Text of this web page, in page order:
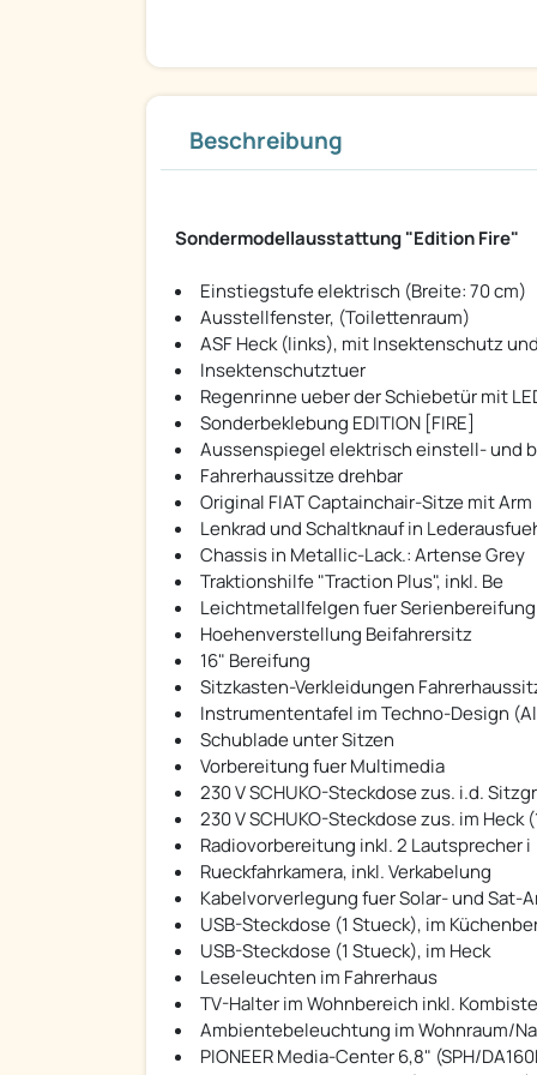
Beschreibung
Sondermodellausstattung "Edition Fire"
Einstiegstufe elektrisch (Breite: 70 cm)
Ausstellfenster, (Toilettenraum)
ASF Heck (links), mit Insektenschutz und
Insektenschutztuer
Regenrinne ueber der Schiebetür mit
Sonderbeklebung EDITION [FIRE]
Aussenspiegel elektrisch einstell- und
Fahrerhaussitze drehbar
Original FIAT Captainchair-Sitze mit Arm
Lenkrad und Schaltknauf in
Chassis in Metallic-Lack.: Artense Grey
Traktionshilfe "Traction Plus", inkl. Be
Leichtmetallfelgen fuer Serienbereifung
Hoehenverstellung Beifahrersitz
16" Bereifung
Sitzkasten-Verkleidungen
Instrumententafel im Techno-Design
Schublade unter Sitzen
Vorbereitung fuer Multimedia
230 V SCHUKO-Steckdose zus. i.d. Sitzgr
230 V SCHUKO-Steckdose zus. im Heck
Radiovorbereitung inkl. 2 Lautsprecher i
Rueckfahrkamera, inkl. Verkabelung
Kabelvorverlegung fuer Solar- und Sat-
USB-Steckdose (1 Stueck), im
USB-Steckdose (1 Stueck), im Heck
Leseleuchten im Fahrerhaus
TV-Halter im Wohnbereich inkl.
Ambientebeleuchtung im Wohnraum/
PIONEER Media-Center 6,8" (SPH/